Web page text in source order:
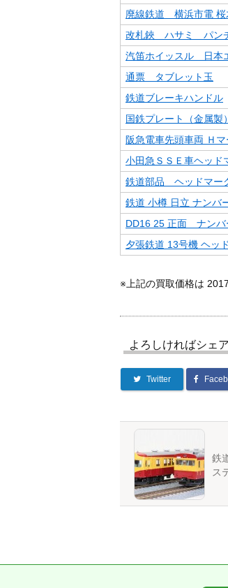
廃線鉄道 横浜市電 桜
改札鋏 ハサミ パン
汽笛ホイッスル 日本
通票 タブレット玉
鉄道ブレーキハンドル
国鉄プレート（金属
阪急電車先頭車両 Ｈ
小田急ＳＳＥ車ヘッド
鉄道部品 ヘッドマ
鉄道 小樽 日立 ナンバ
DD16 25 正面 ナン
夕張鉄道 13号機 ヘッ
※上記の買取価格は
よろしければシェ
Twitter
鉄
ス